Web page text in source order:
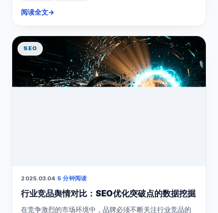
阅读全文→
SEO
2025.03.04·5 分钟阅读
行业竞品舆情对比：SEO优化突破点的数据挖掘
在竞争激烈的市场环境中，品牌必须不断关注行业竞品的